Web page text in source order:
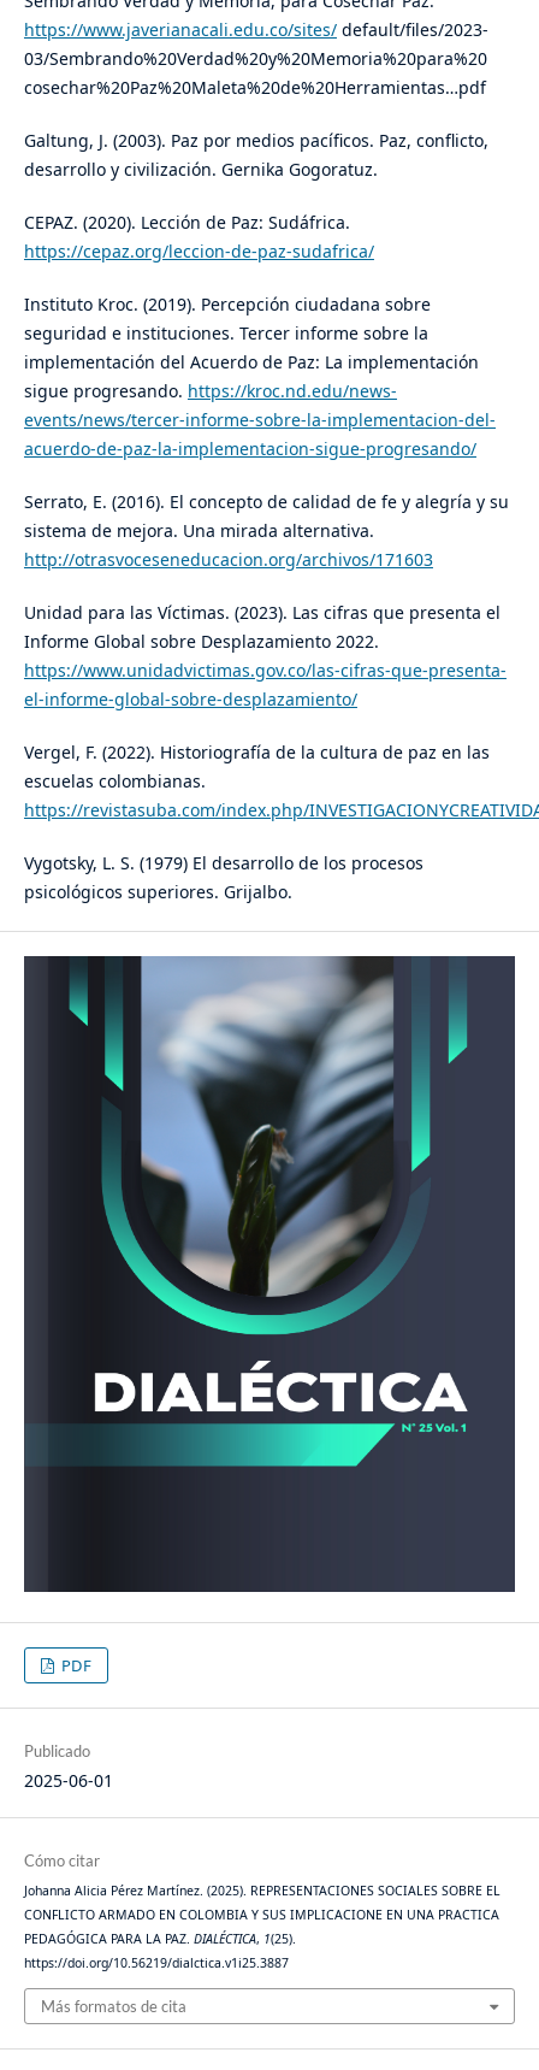
https://www.javerianacali.edu.co/sites/default/files/2023-
03/Sembrando%20Verdad%20y%20Memoria%20para%20
cosechar%20Paz%20Maleta%20de%20Herramientas…pdf
Galtung, J. (2003). Paz por medios pacíficos. Paz, conflicto,
desarrollo y civilización. Gernika Gogoratuz.
CEPAZ. (2020). Lección de Paz: Sudáfrica.
https://cepaz.org/leccion-de-paz-sudafrica/
Instituto Kroc. (2019). Percepción ciudadana sobre
seguridad e instituciones. Tercer informe sobre la
implementación del Acuerdo de Paz: La implementación
sigue progresando. https://kroc.nd.edu/news-
events/news/tercer-informe-sobre-la-implementacion-del-
acuerdo-de-paz-la-implementacion-sigue-progresando/
Serrato, E. (2016). El concepto de calidad de fe y alegría y su
sistema de mejora. Una mirada alternativa.
http://otrasvoceseneducacion.org/archivos/171603
Unidad para las Víctimas. (2023). Las cifras que presenta el
Informe Global sobre Desplazamiento 2022.
https://www.unidadvictimas.gov.co/las-cifras-que-presenta-
el-informe-global-sobre-desplazamiento/
Vergel, F. (2022). Historiografía de la cultura de paz en las
escuelas colombianas.
https://revistasuba.com/index.php/
Vygotsky, L. S. (1979) El desarrollo de los procesos
psicológicos superiores. Grijalbo.
PDF
Publicado
2025-06-01
Cómo citar
Johanna Alicia Pérez Martínez. (2025). REPRESENTACIONES SOCIALES SOBRE EL
CONFLICTO ARMADO EN COLOMBIA Y SUS IMPLICACIONE EN UNA PRACTICA
PEDAGÓGICA PARA LA PAZ. DIALÉCTICA, 1(25).
https://doi.org/10.56219/dialctica.v1i25.3887
Más formatos de cita